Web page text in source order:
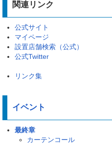
関連リンク
公式サイト
マイページ
設置店舗検索（公式）
公式Twitter
リンク集
イベント
最終章
カーテンコール